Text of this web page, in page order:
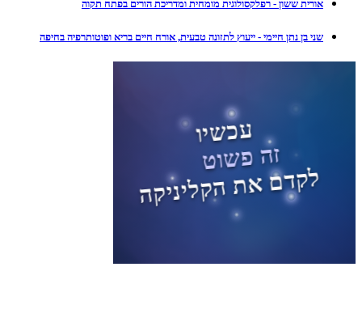
אורית ששון - רפלקסולוגית מומחית ומדריכת הורים בפתח תקוה
שני בן נתן חיימי - ייעוץ לתזונה טבעית, אורח חיים בריא ופוטותרפיה בחיפה